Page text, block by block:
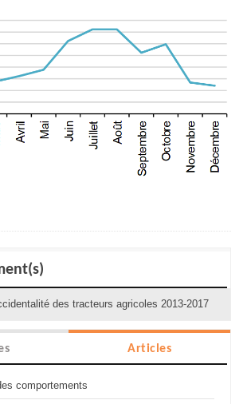
des tracteurs agricoles 2013-2017
Articles
comportements